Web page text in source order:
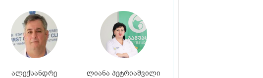
ალექსანდრე
ლიანა პეტრიაშვილი